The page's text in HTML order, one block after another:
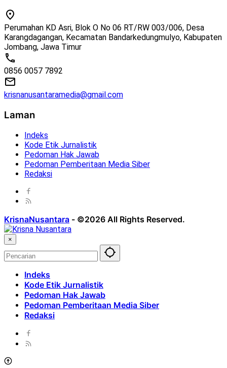
Perumahan KD Asri, Blok O No 06 RT/RW 003/006, Desa
Karangdagangan, Kecamatan Bandarkedungmulyo, Kabupaten
Jombang, Jawa Timur
0856 0057 7892
krisnanusantaramedia@gmail.com
Laman
Indeks
Kode Etik Jurnalistik
Pedoman Hak Jawab
Pedoman Pemberitaan Media Siber
Redaksi
KrisnaNusantara - ©2026 All Rights Reserved.
×
Indeks
Kode Etik Jurnalistik
Pedoman Hak Jawab
Pedoman Pemberitaan Media Siber
Redaksi